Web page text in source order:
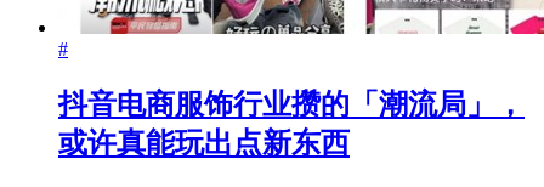
#
抖音电商服饰行业攒的「潮流局」，
或许真能玩出点新东西